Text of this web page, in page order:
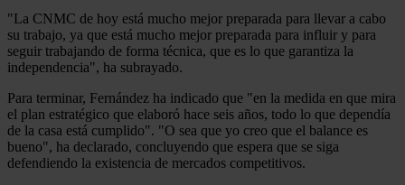
"La CNMC de hoy está mucho mejor preparada para llevar a cabo
su trabajo, ya que está mucho mejor preparada para influir y para
seguir trabajando de forma técnica, que es lo que garantiza la
independencia", ha subrayado.
Para terminar, Fernández ha indicado que "en la medida en que mira
el plan estratégico que elaboró hace seis años, todo lo que dependía
de la casa está cumplido". "O sea que yo creo que el balance es
bueno", ha declarado, concluyendo que espera que se siga
defendiendo la existencia de mercados competitivos.